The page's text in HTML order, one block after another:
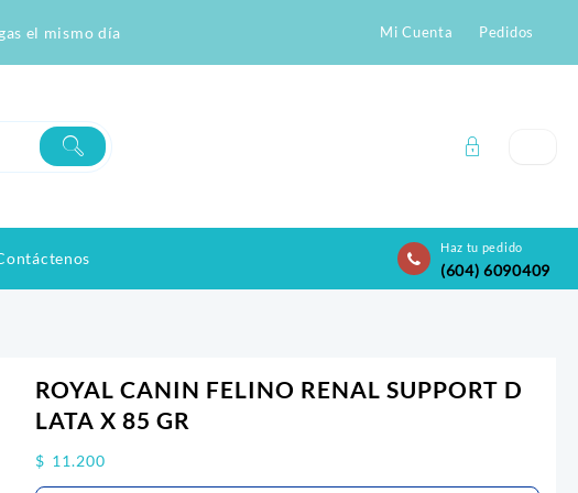
el mismo día Mi Cuenta Pedidos
Haz tu pedido
(604) 6090409
ROYAL CANIN FELINO RENAL SUPPORT D
LATA X 85 GR
$ 11.200